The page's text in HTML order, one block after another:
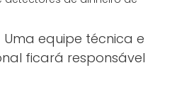
Uma equipe técnica e
ficará responsável